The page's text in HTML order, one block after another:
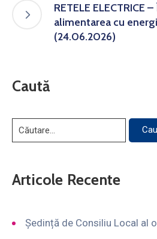
RETELE ELECTRICE
alimentarea cu
(24.06.2026)
Caută
Articole Recente
Ședință de Consiliu Local al